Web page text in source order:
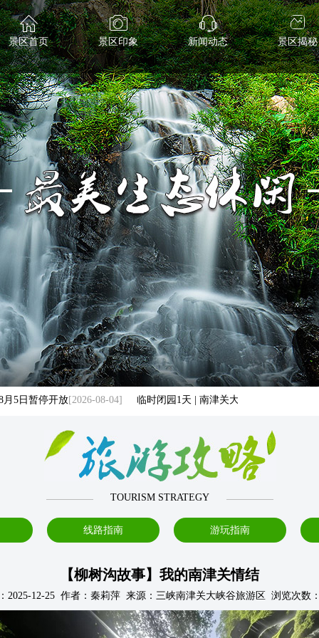
景区首页 景区印象 新闻动态 景区揭秘
暂停开放[2026-08-04] 临时闭园1天 | 南津关大峡谷8月4日暂停开放
TOURISM STRATEGY
线路指南 游玩指南
【柳树沟故事】我的南津关情结
2025-12-25 作者：秦莉萍 来源：三峡南津关大峡谷旅游区 浏览次数